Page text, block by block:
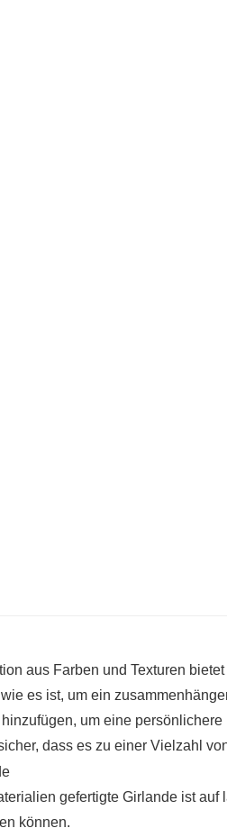
aus Farben und Texturen
es ist, um ein
um eine
dass es zu einer Vielzahl
gefertigte Girlande ist
können.